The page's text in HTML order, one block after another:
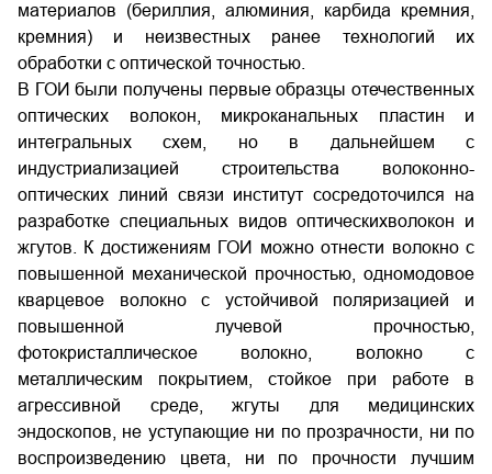
материалов (бериллия, алюминия, карбида кремния,
кремния) и неизвестных ранее технологий их
обработки с оптической точностью.
В ГОИ были получены первые образцы отечественных
оптических волокон, микроканальных пластин и
интегральных схем, но в дальнейшем с
индустриализацией строительства волоконно-
оптических линий связи институт сосредоточился на
разработке специальных видов оптическихволокон и
жгутов. К достижениям ГОИ можно отнести волокно с
повышенной механической прочностью, одномодовое
кварцевое волокно с устойчивой поляризацией и
повышенной лучевой прочностью,
фотокристаллическое волокно, волокно с
металлическим покрытием, стойкое при работе в
агрессивной среде, жгуты для медицинских
эндоскопов, не уступающие ни по прозрачности, ни по
воспроизведению цвета, ни по прочности лучшим